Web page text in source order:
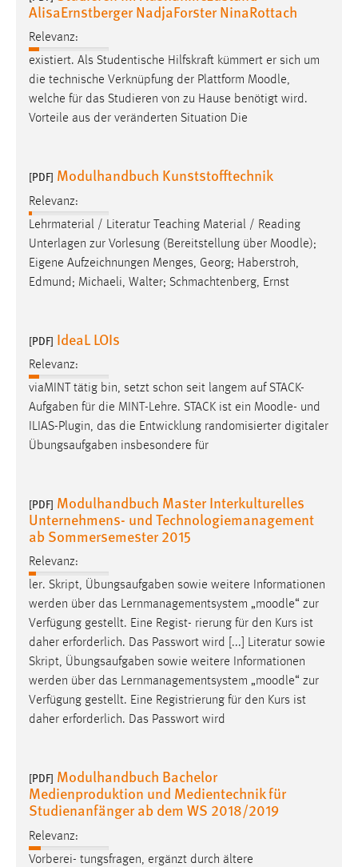
AlisaErnstberger NadjaForster NinaRottach
Relevanz:
existiert. Als Studentische Hilfskraft kümmert er sich um
die technische Verknüpfung der Plattform Moodle,
welche für das Studieren von zu Hause benötigt wird.
Vorteile aus der veränderten Situation Die
[PDF] Modulhandbuch Kunststofftechnik
Relevanz:
Lehrmaterial / Literatur Teaching Material / Reading
Unterlagen zur Vorlesung (Bereitstellung über Moodle);
Eigene Aufzeichnungen Menges, Georg; Haberstroh,
Edmund; Michaeli, Walter; Schmachtenberg, Ernst
[PDF] IdeaL LOIs
Relevanz:
viaMINT tätig bin, setzt schon seit langem auf STACK-
Aufgaben für die MINT-Lehre. STACK ist ein Moodle- und
ILIAS-Plugin, das die Entwicklung randomisierter digitaler
Übungsaufgaben insbesondere für
[PDF] Modulhandbuch Master Interkulturelles
Unternehmens- und Technologiemanagement
ab Sommersemester 2015
Relevanz:
ler. Skript, Übungsaufgaben sowie weitere Informationen
werden über das Lernmanagementsystem „moodle“ zur
Verfügung gestellt. Eine Regist- rierung für den Kurs ist
daher erforderlich. Das Passwort wird [...] Literatur sowie
Skript, Übungsaufgaben sowie weitere Informationen
werden über das Lernmanagementsystem „moodle“ zur
Verfügung gestellt. Eine Registrierung für den Kurs ist
daher erforderlich. Das Passwort wird
[PDF] Modulhandbuch Bachelor
Medienproduktion und Medientechnik für
Studienanfänger ab dem WS 2018/2019
Relevanz:
Vorberei- tungsfragen, ergänzt durch ältere
Name:
MibewSessionID, MIBEW_UserID, mibew_locale, mibew-
chat-frame-style-5e9dbeb1811c0446
Zweck:
Wird benötigt um die Chatfunktion nutzen zu können.
Jahre, MIBEW_UserID = 1 Jahr
Login
Name:
fe_user, be_user, be_lastLoginProvider
einloggen zu können.
Cookie Laufzeit:
24 Stunden
STATISTIK
Diese Informationen helfen uns zu verstehen, wie
unsere Besucher unsere Website nutzen.
Name:
_pk_ref, _pk_cvar, _pk_id, _pk_ses
Zweck:
Zugriffsstatistik
Cookie Laufzeit:
Max. 13 Monate
Marketing Cookies werden von Drittanbietern
verwendet, um personalisierte Werbung anzuzeigen.
hinweg verfolgen.